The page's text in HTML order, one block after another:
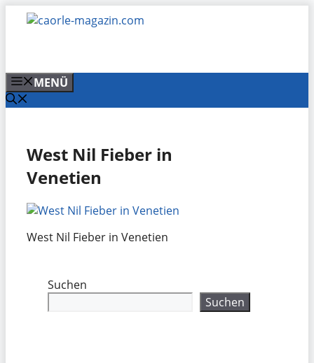
Zum
Inhalt
MENÜ
West Nil Fieber in
Venetien
West Nil Fieber in Venetien
Suchen
Suchen